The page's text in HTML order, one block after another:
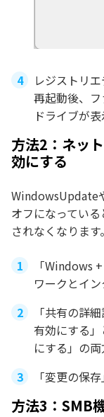
レジストリ
再起動後、
ドライブが
方法2：ネッ
効にする
WindowsUpdate
オフになってい
されなくなりま
「Windows
ワークとイ
「共有の詳
有効にする
にする」の両
「変更の保
方法3：SMB